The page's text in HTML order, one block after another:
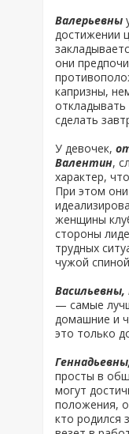
Валерьевны
достижении
они
капризны,
сделать
У девочек,
Валентин,
характер,
При этом
женщины
стороны
трудных
чужой
— самые
домашние и
это только
просты в
могут
положения,
кто родился